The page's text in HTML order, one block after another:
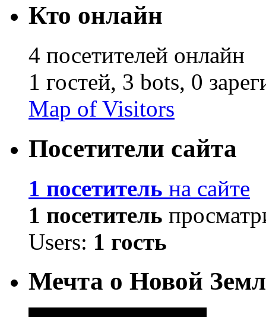
Кто онлайн
4 посетителей онлайн
1 гостей, 3 bots, 0
Map of Visitors
Посетители сайта
1 посетитель на сайте
1 посетитель
Users: 1 гость
Мечта о Новой